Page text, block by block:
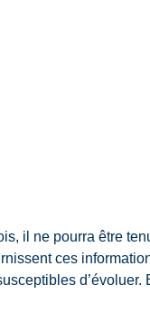
il ne pourra être
ces